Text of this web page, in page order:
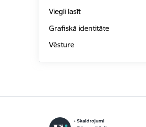
Viegli lasīt
Grafiskā identitāte
Vēsture